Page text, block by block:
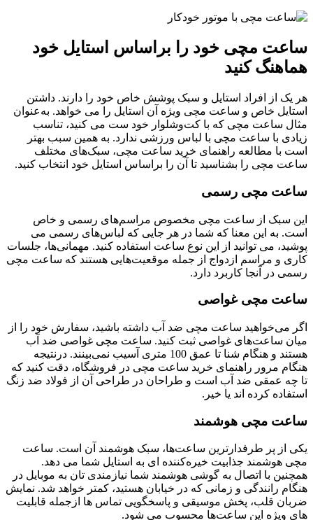
ساعت مچی خود را براساس استایل خود
هماهنگ کنید
هر یک از افراد استایل و سبک پوشش خاص خود را دارند. داشتن
استایل خاص و ساعت مچی ویژه آن استایل را می ‌خواهد. به‌عنوان
مثال ساعت مچی که با کت‌وشلوار خود ست می ‌کنید، تناسب
زیادی با ساعت مچی با لباس ورزشی ندارد. به همین سبب بهتر
است با مطالعه راهنمای خرید ساعت مچی، سبک‌های مختلف
ساعت مچی را بشناسید تا آن را براساس استایل خود انتخاب کنید.
ساعت مچی رسمی
این سبک از ساعت مچی مخصوص مراسم‌های رسمی و خاص
است. به این معنا که شما در هر جایی که لباس‌های رسمی می
‌پوشید، می ‌توانید از این نوع ساعت استفاده کنید. مهمانی‌ها، جلسات
کاری و مراسم ازدواج از جمله موقعیت‌هایی هستند که ساعت مچی
رسمی در آنجا کاربرد دارد.
ساعت مچی غواصی
اگر می‌خواهید ساعت مچی ضد آب داشته باشید، سفارش خود را از
میان ساعت‌های غواصی ثبت کنید. ساعت مچی غواصی ضد آب
هستند و هنگام شنا تا عمق 100 متری آسیب نمی‌بینند. درنتیجه
هنگام مرور راهنمای خرید ساعت مچی در فروشگاه، دقت کنید که
تا چه عمقی ضد آب است و طراحان در طراحی آن از فولاد ضد زنگ
استفاده کرده ‌اند یا خیر.
ساعت مچی هوشمند
یکی از پر طرفدارترین ساعت‌ها، سبک هوشمند آن است. ساعت
مچی هوشمند جذابیت خیره‌کننده ‌ای به استایل شما می ‌دهد.
همچنین با اتصال به گوشی هوشمند شما نیازمندی‌ تان به موبایل در
هنگام رانندگی و زمانی که در خیابان هستید، کمتر خواهد شد. نمایش
ضربان قلب، پخش موسیقی و پاسخگویی تماس ‌ها ازجمله قابلیت‌
های ویژه این ساعت‌ها محسوب می‌ شود.